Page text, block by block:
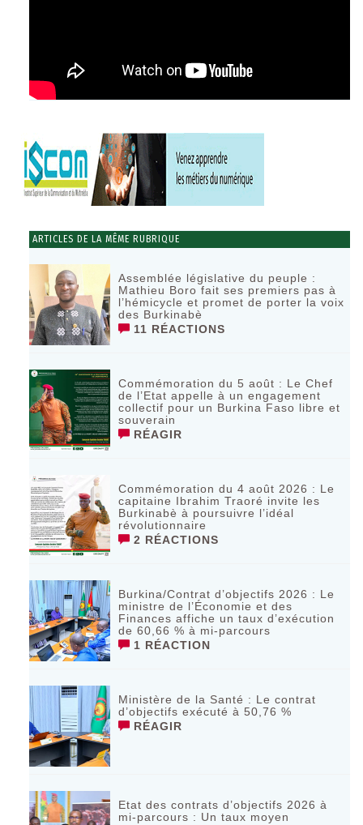
ARTICLES DE LA MÊME RUBRIQUE
Assemblée législative du peuple :
Mathieu Boro fait ses premiers pas à
l’hémicycle et promet de porter la voix
des Burkinabè
11 RÉACTIONS
Commémoration du 5 août : Le Chef
de l’Etat appelle à un engagement
collectif pour un Burkina Faso libre et
souverain
RÉAGIR
Commémoration du 4 août 2026 : Le
capitaine Ibrahim Traoré invite les
Burkinabè à poursuivre l’idéal
révolutionnaire ‎
2 RÉACTIONS
Burkina/Contrat d’objectifs 2026 : Le
ministre de l’Économie et des
Finances affiche un taux d’exécution
de 60,66 % à mi-parcours
1 RÉACTION
Ministère de la Santé : Le contrat
d’objectifs exécuté à 50,76 %
RÉAGIR
Etat des contrats d’objectifs 2026 à
mi-parcours : Un taux moyen